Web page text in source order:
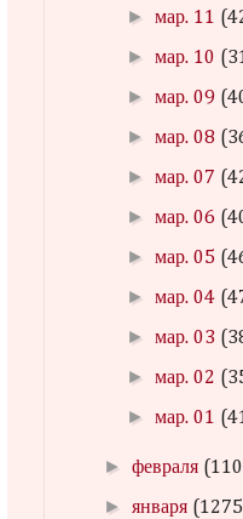
►мар. 11
►мар. 10
►мар. 09
►мар. 08
►мар. 07
►мар. 06
►мар. 05
►мар. 04
►мар. 03
►мар. 02
►мар. 01
►февраля
►января